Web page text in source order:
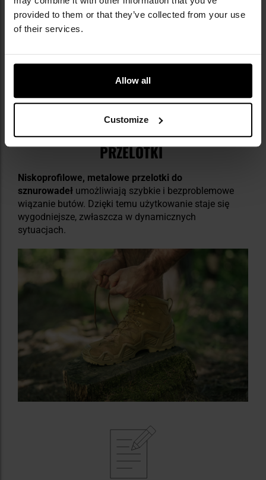
provided to them or that they’ve collected from your use
of their services.
Allow all
Customize
połączeniu z nadlaną częścią gumowej podeszwy
zapewnia dodatkową ochronę w newralgicznych
miejscach.
SZYBKIE SZNUROWANIE I WYTRZYMAŁE
PRZELOTKI
Niskoprofilowe, metalowe przelotki do
sznurowadeł umożliwiają szybkie i bezproblemowe
wiązanie butów. Dzięki temu użytkowanie staje się
wygodniejsze, zwłaszcza w dynamicznych
sytuacjach.